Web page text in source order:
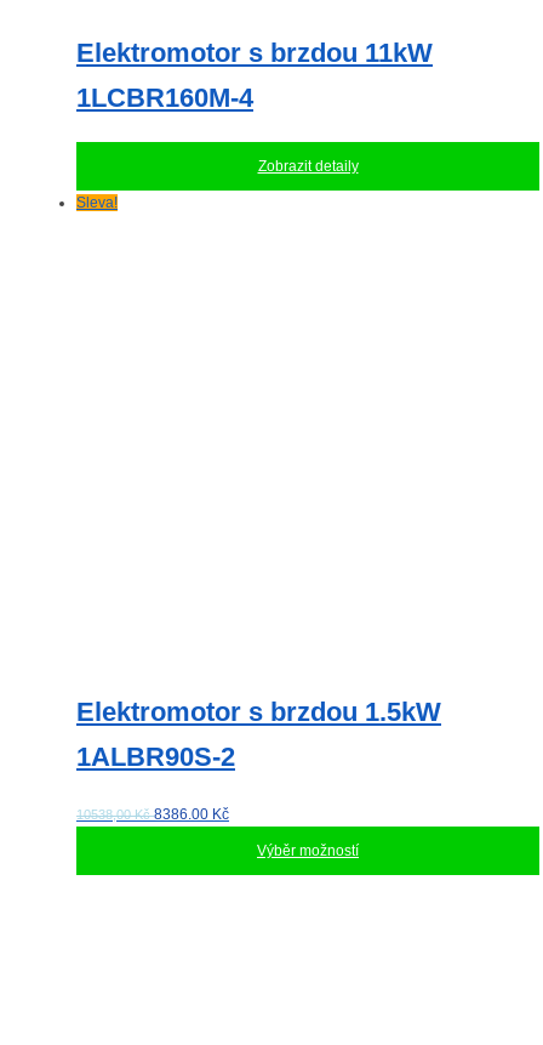
Elektromotor s brzdou 11kW
1LCBR160M-4
Zobrazit detaily
Sleva!
Elektromotor s brzdou 1.5kW
1ALBR90S-2
10538,00 Kč8386.00 Kč
Výběr možností